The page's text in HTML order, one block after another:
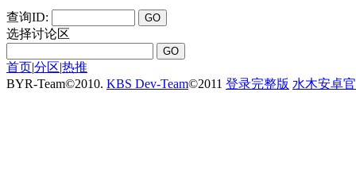
查询ID:
选择讨论区
首页|分区|热推
BYR-Team©2010. KBS Dev-Team©2011 登录完整版 水木安卓